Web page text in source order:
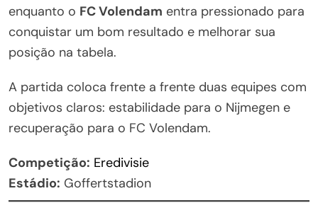
enquanto o FC Volendam entra pressionado para
conquistar um bom resultado e melhorar sua
posição na tabela.
A partida coloca frente a frente duas equipes com
objetivos claros: estabilidade para o Nijmegen e
recuperação para o FC Volendam.
Competição: Eredivisie
Estádio: Goffertstadion